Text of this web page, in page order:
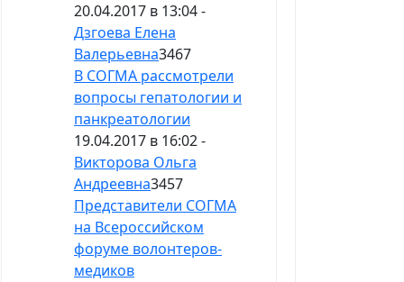
20.04.2017 в 13:04 -
Дзгоева Елена
Валерьевна3467
В СОГМА рассмотрели
вопросы гепатологии и
панкреатологии
19.04.2017 в 16:02 -
Викторова Ольга
Андреевна3457
Представители СОГМА
на Всероссийском
форуме волонтеров-
медиков